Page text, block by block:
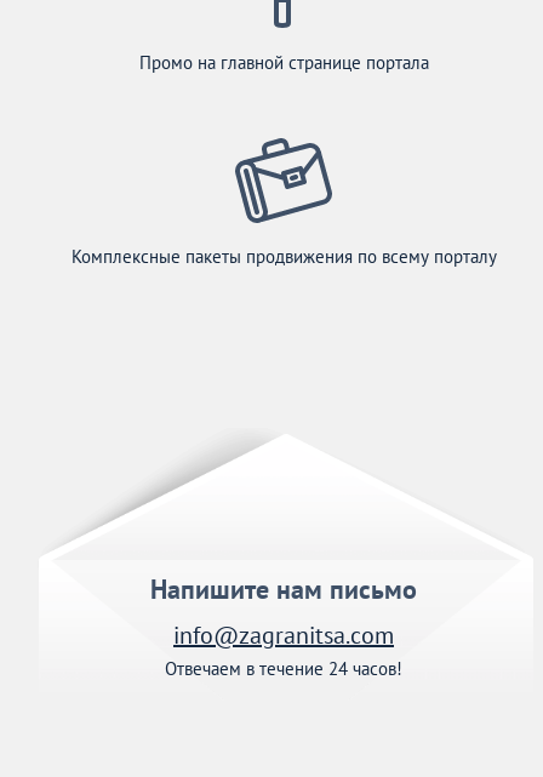
Промо на главной странице портала
Комплексные пакеты продвижения по всему порталу
Напишите нам письмо
info@zagranitsa.com
Отвечаем в течение 24 часов!